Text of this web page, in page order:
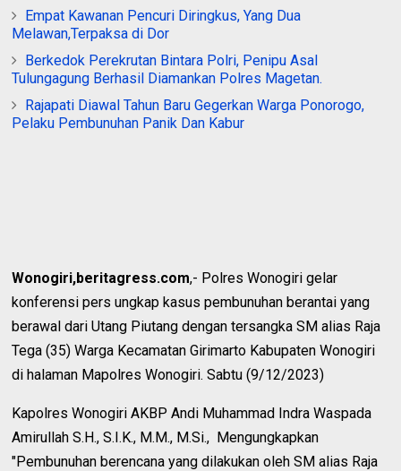
Empat Kawanan Pencuri Diringkus, Yang Dua
Melawan,Terpaksa di Dor
Berkedok Perekrutan Bintara Polri, Penipu Asal
Tulungagung Berhasil Diamankan Polres Magetan.
Rajapati Diawal Tahun Baru Gegerkan Warga Ponorogo,
Pelaku Pembunuhan Panik Dan Kabur
Wonogiri,beritagress.com,- Polres Wonogiri gelar
konferensi pers ungkap kasus pembunuhan berantai yang
berawal dari Utang Piutang dengan tersangka SM alias Raja
Tega (35) Warga Kecamatan Girimarto Kabupaten Wonogiri
di halaman Mapolres Wonogiri. Sabtu (9/12/2023)
Kapolres Wonogiri AKBP Andi Muhammad Indra Waspada
Amirullah S.H., S.I.K., M.M., M.Si., Mengungkapkan
"Pembunuhan berencana yang dilakukan oleh SM alias Raja